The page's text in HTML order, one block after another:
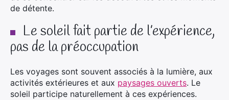
de détente.
Le soleil fait partie de l’expérience,
pas de la préoccupation
Les voyages sont souvent associés à la lumière, aux
activités extérieures et aux paysages ouverts. Le
soleil participe naturellement à ces expériences.